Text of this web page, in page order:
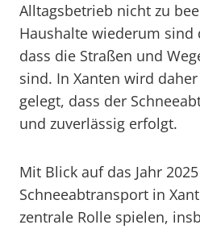
Alltagsbetrieb nicht zu
Haushalte wiederum sind
dass die Straßen und
sind. In Xanten wird
gelegt, dass der
und zuverlässig erfolgt.
Mit Blick auf das Jahr
Schneeabtransport in
zentrale Rolle spielen,